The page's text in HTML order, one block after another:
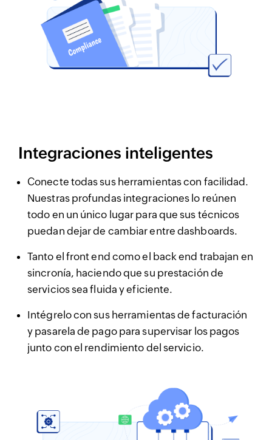
Integraciones inteligentes
Conecte todas sus herramientas con facilidad.
Nuestras profundas integraciones lo reúnen
todo en un único lugar para que sus técnicos
puedan dejar de cambiar entre dashboards.
Tanto el front end como el back end trabajan en
sincronía, haciendo que su prestación de
servicios sea fluida y eficiente.
Intégrelo con sus herramientas de facturación
y pasarela de pago para supervisar los pagos
junto con el rendimiento del servicio.